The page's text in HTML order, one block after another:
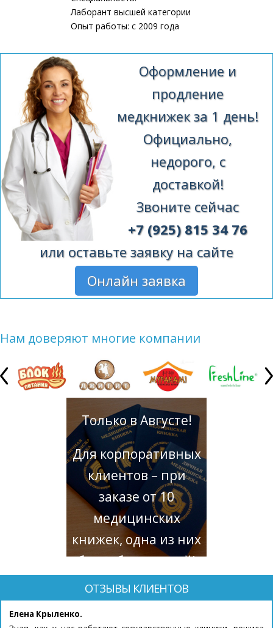
Лаборант высшей категории
Опыт работы: с 2009 года
Оформление и
продление
медкнижек за 1 день!
Официально,
недорого, с
доставкой!
Звоните сейчас
+7 (925) 815 34 76
или оставьте заявку на сайте
Онлайн заявка
Нам доверяют многие компании
Только в Августе!
Для корпоративных
клиентов – при
заказе от 10
медицинских
книжек, одна из них
будет бесплатной!
ОТЗЫВЫ КЛИЕНТОВ
Елена Крыленко.